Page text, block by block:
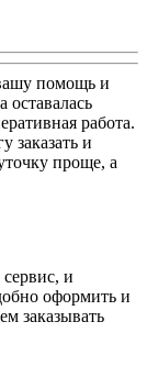
помощь и
оставалась
работа.
заказать и
проще, а
и
оформить и
заказывать